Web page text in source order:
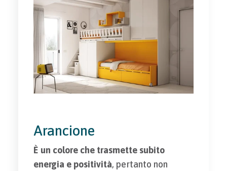
Arancione
È un colore che trasmette subito
energia e positività, pertanto non